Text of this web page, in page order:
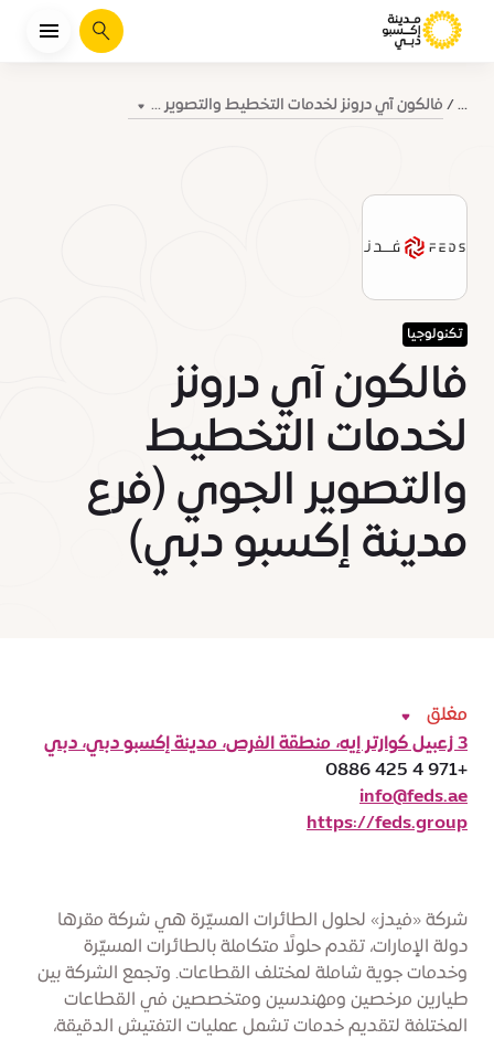
يبحث
... فالكون آي درونز لخدمات التخطيط والتصوير ...
تكنولوجيا
فالكون آي درونز
لخدمات التخطيط
والتصوير الجوي (فرع
مدينة إكسبو دبي)
شركة «فيدز» لحلول الطائرات المسيّرة هي شركة مقرها
دولة الإمارات، تقدم حلولًا متكاملة بالطائرات المسيّرة
وخدمات جوية شاملة لمختلف القطاعات. وتجمع الشركة بين
طيارين مرخصين ومهندسين ومتخصصين في القطاعات
المختلفة لتقديم خدمات تشمل عمليات التفتيش الدقيقة،
مغلق
3 زعبيل كوارتر إيه، منطقة الفرص، مدينة إكسبو دبي، دبي
+971 4 425 0886
info@feds.ae
https://feds.group